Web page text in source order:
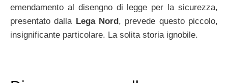
emendamento al disengno di legge per la sicurezza,
presentato dalla Lega Nord, prevede questo piccolo,
insignificante particolare. La solita storia ignobile.